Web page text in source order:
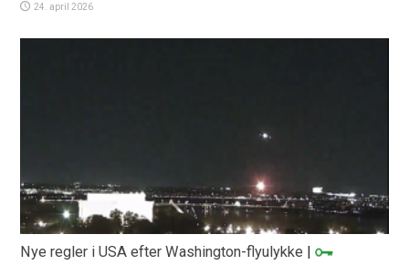
24. april 2026
Nye regler i USA efter Washington-flyulykke |